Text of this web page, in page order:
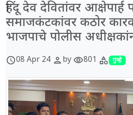
हिंदू देव देवितांवर आक्षेपार्ह
समाजकंटकांवर कठोर
भाजपाचे पोलीस
schedule08 Apr 24 personby visibility801 category गुन्हे